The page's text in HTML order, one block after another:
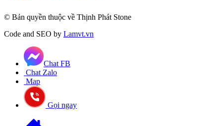
© Bản quyền thuộc về Thịnh Phát Stone
Code and SEO by Lamvt.vn
Chat FB
Chat Zalo
Map
Gọi ngay